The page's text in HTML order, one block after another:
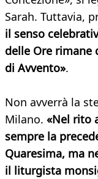
Sarah. Tuttavia,
il senso
delle Ore rimane
di Avvento».
Non avverrà la
Milano. «Nel rito
sempre la
Quaresima, ma
il liturgista